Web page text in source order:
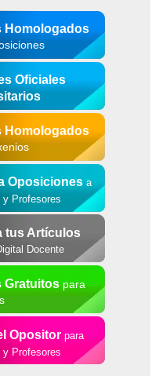
Homologados
Oficiales
Homologados
Oposiciones a
y Profesores
tus Artículos
Docente
Gratuitospara
Opositor para
y Profesores